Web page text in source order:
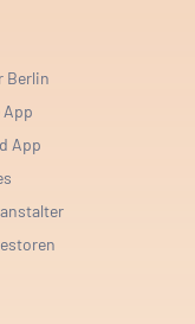
Berlin
App
App